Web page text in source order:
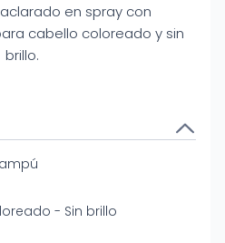
en spray con
cabello coloreado y sin
brillo.
- Sin brillo